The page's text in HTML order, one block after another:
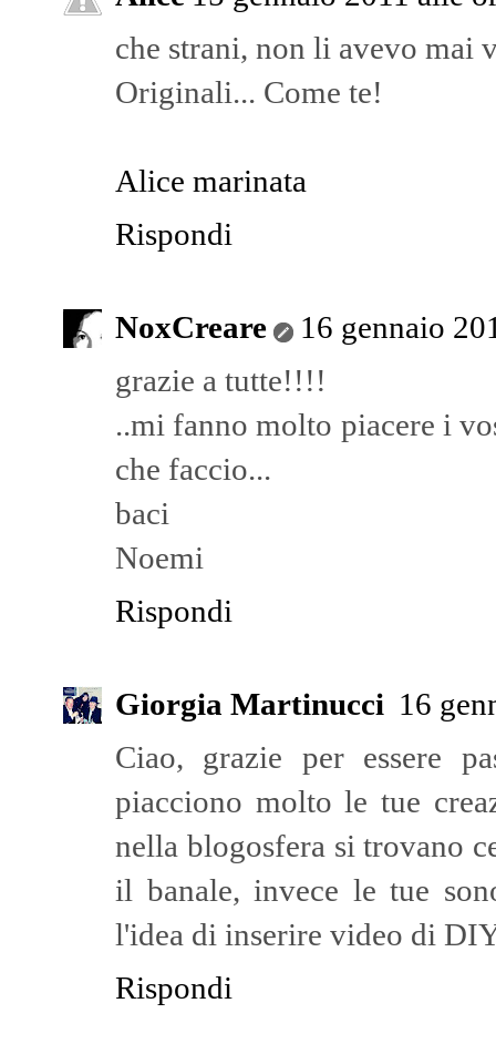
che strani, non li avevo mai
Originali... Come te!
Alice marinata
Rispondi
NoxCreare
16 gennaio
grazie a tutte!!!!
..mi fanno molto piacere i
che faccio...
baci
Noemi
Rispondi
Giorgia Martinucci 16
Ciao, grazie per essere
piacciono molto le tue
nella blogosfera si trovano
il banale, invece le tue
l'idea di inserire video di
Rispondi